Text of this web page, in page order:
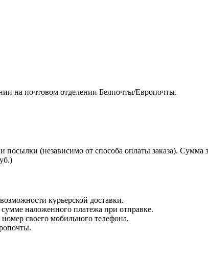
на почтовом отделении Белпочты/Европочты.
(независимо от способа оплаты заказа). Сумма
курьерской доставки.
наложенного платежа при отправке.
своего мобильного телефона.